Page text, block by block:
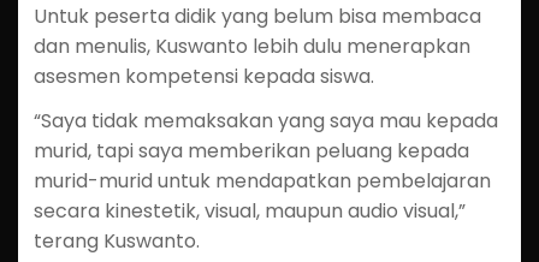
Untuk peserta didik yang belum bisa membaca
dan menulis, Kuswanto lebih dulu menerapkan
asesmen kompetensi kepada siswa.
“Saya tidak memaksakan yang saya mau kepada
murid, tapi saya memberikan peluang kepada
murid-murid untuk mendapatkan pembelajaran
secara kinestetik, visual, maupun audio visual,”
terang Kuswanto.